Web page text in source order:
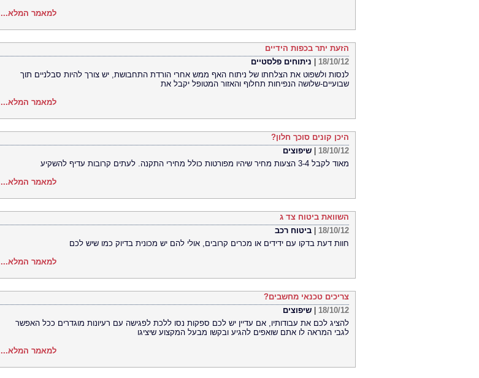
למאמר המלא...
הזעת יתר בכפות הידיים
18/10/12
ניתוחים פלסטיים
לנסות ולשפוט את הצלחתו של ניתוח האף ממש אחרי הורדת התחבושת, יש צורך להיות סבלניים תוך
שבועיים-שלושה הנפיחות תחלוף והאזור המטופל יקבל את
למאמר המלא...
היכן קונים סוכך חלון?
18/10/12
שיפוצים
מאוד לקבל 3-4 הצעות מחיר שיהיו מפורטות כולל מחירי התקנה. לעתים קרובות עדיף להשקיע
למאמר המלא...
השוואת ביטוח צד ג
18/10/12
ביטוח רכב
חוות דעת בדקו עם ידידים או מכרים קרובים, אולי להם יש מכונית בדיוק כמו שיש לכם
למאמר המלא...
צריכים טכנאי מחשבים?
18/10/12
שיפוצים
להציג לכם את עבודותיו, אם עדיין יש לכם ספקות נסו ללכת לפגישה עם רעיונות מוגדרים ככל האפשר
לגבי המראה לו אתם שואפים להגיע ובקשו מבעל המקצוע שיציגו
למאמר המלא...